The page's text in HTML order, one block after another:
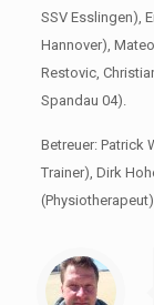
SSV Esslingen),
Hannover),
Restovic,
Spandau 04).
Betreuer: Patrick
Trainer), Dirk